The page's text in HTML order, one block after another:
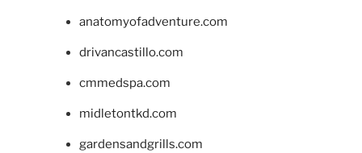
anatomyofadventure.com
drivancastillo.com
cmmedspa.com
midletontkd.com
gardensandgrills.com